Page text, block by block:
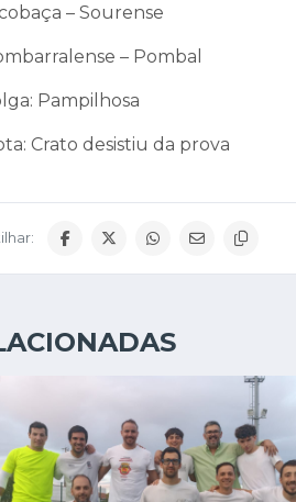
– Sourense
– Pombal
Pampilhosa
Crato desistiu da prova